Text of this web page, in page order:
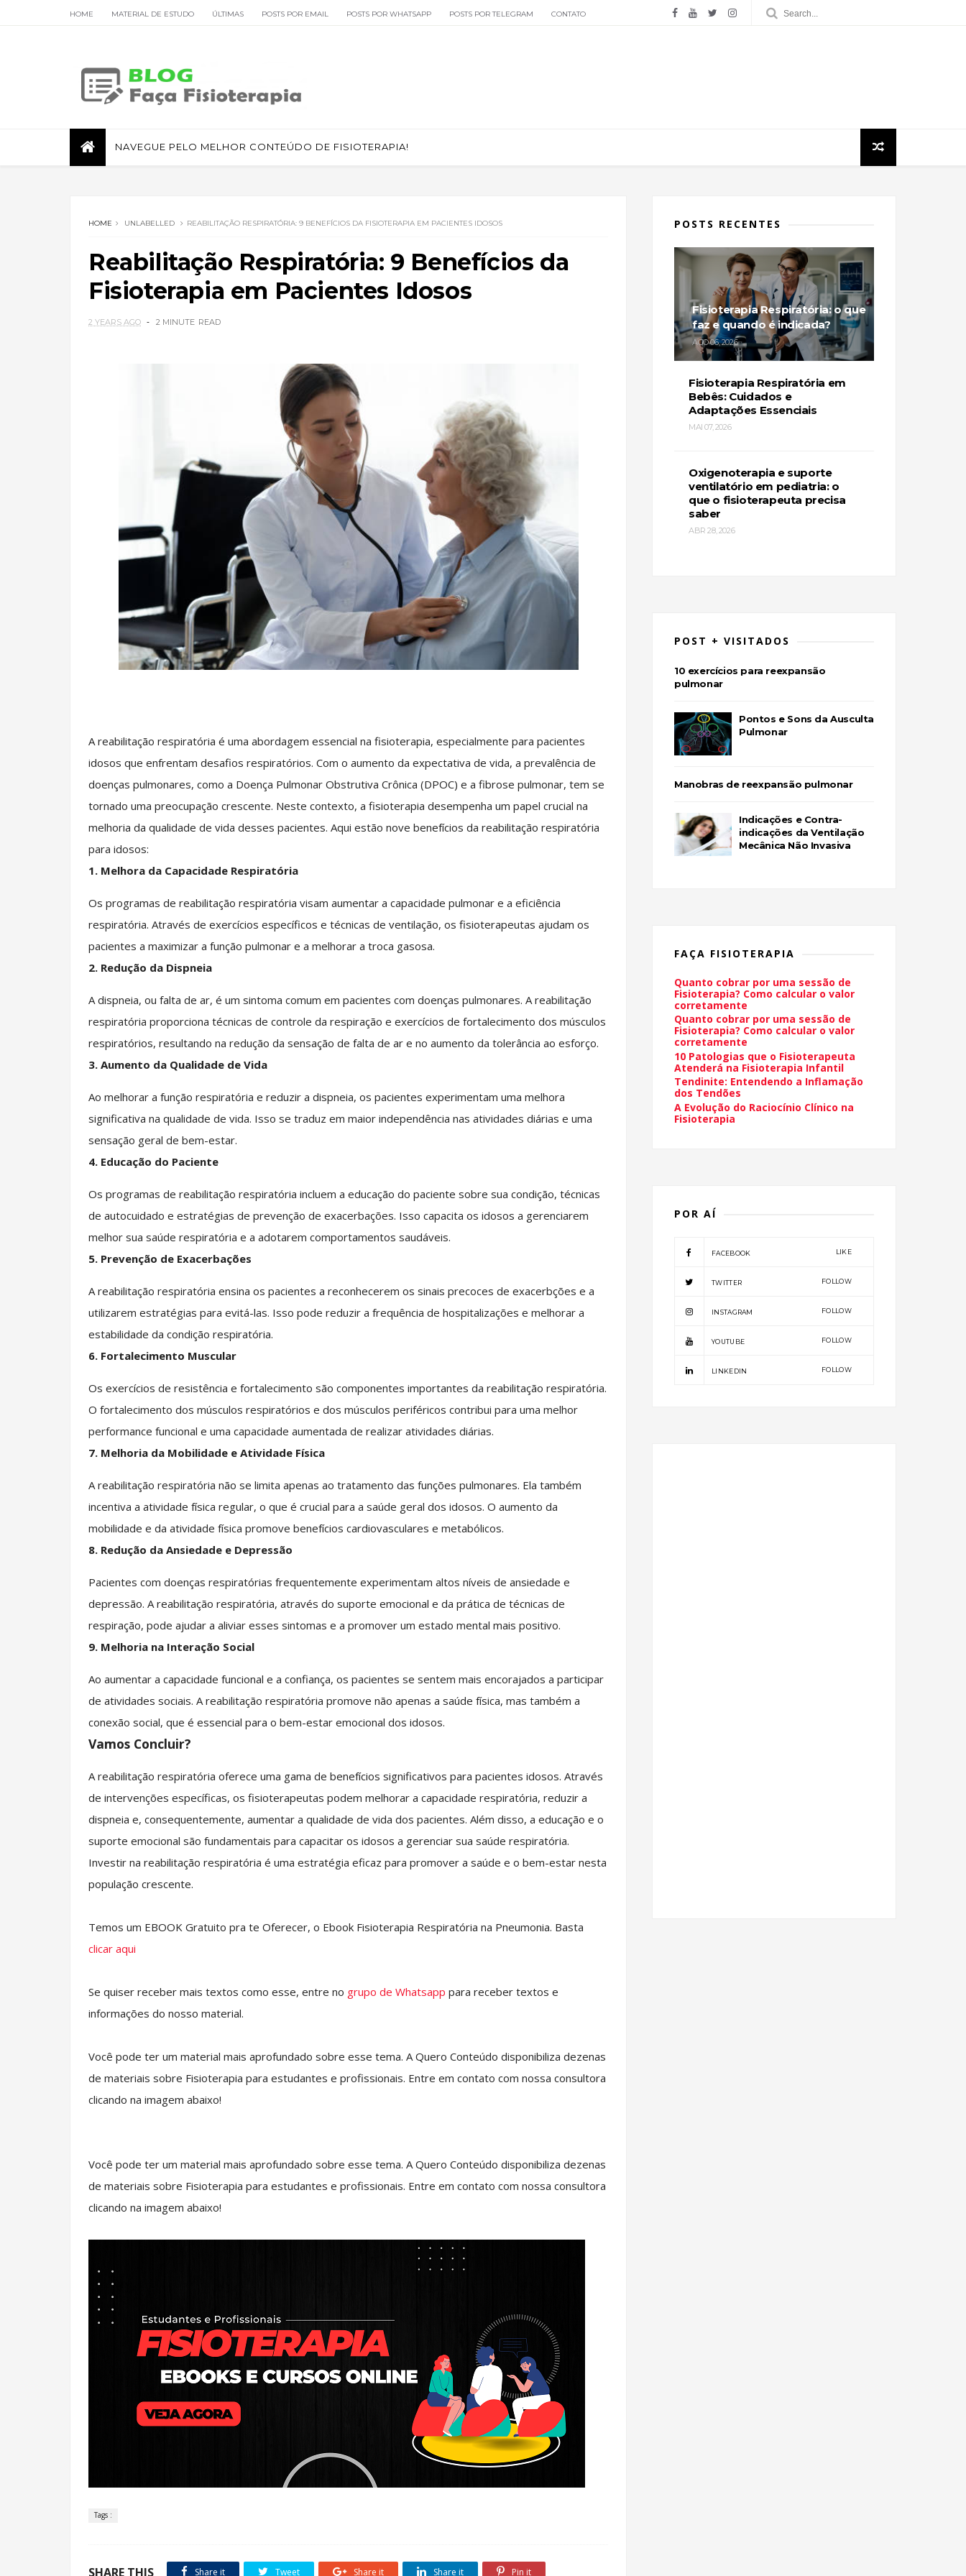
HOME MATERIAL DE ESTUDO ÚLTIMAS POSTS POR EMAIL POSTS POR WHATSAPP POSTS POR TELEGRAM CONTATO
FISIOTERAPIA RESPIRATÓRIA
NAVEGUE PELO MELHOR CONTEÚDO DE FISIOTERAPIA!
HOME UNLABELLED REABILITAÇÃO RESPIRATÓRIA: 9 BENEFÍCIOS DA FISIOTERAPIA EM PACIENTES IDOSOS
Reabilitação Respiratória: 9 Benefícios da
Fisioterapia em Pacientes Idosos
2 YEARS AGO 2 MINUTE READ
A reabilitação respiratória é uma abordagem essencial na fisioterapia, especialmente para pacientes
idosos que enfrentam desafios respiratórios. Com o aumento da expectativa de vida, a prevalência de
doenças pulmonares, como a Doença Pulmonar Obstrutiva Crônica (DPOC) e a fibrose pulmonar, tem se
tornado uma preocupação crescente. Neste contexto, a fisioterapia desempenha um papel crucial na
melhoria da qualidade de vida desses pacientes. Aqui estão nove benefícios da reabilitação respiratória
para idosos:
1. Melhora da Capacidade Respiratória
Os programas de reabilitação respiratória visam aumentar a capacidade pulmonar e a eficiência
respiratória. Através de exercícios específicos e técnicas de ventilação, os fisioterapeutas ajudam os
pacientes a maximizar a função pulmonar e a melhorar a troca gasosa.
2. Redução da Dispneia
A dispneia, ou falta de ar, é um sintoma comum em pacientes com doenças pulmonares. A reabilitação
respiratória proporciona técnicas de controle da respiração e exercícios de fortalecimento dos músculos
respiratórios, resultando na redução da sensação de falta de ar e no aumento da tolerância ao esforço.
3. Aumento da Qualidade de Vida
Ao melhorar a função respiratória e reduzir a dispneia, os pacientes experimentam uma melhora
significativa na qualidade de vida. Isso se traduz em maior independência nas atividades diárias e uma
sensação geral de bem-estar.
4. Educação do Paciente
Os programas de reabilitação respiratória incluem a educação do paciente sobre sua condição, técnicas
de autocuidado e estratégias de prevenção de exacerbações. Isso capacita os idosos a gerenciarem
melhor sua saúde respiratória e a adotarem comportamentos saudáveis.
5. Prevenção de Exacerbações
A reabilitação respiratória ensina os pacientes a reconhecerem os sinais precoces de exacerbções e a
utilizarem estratégias para evitá-las. Isso pode reduzir a frequência de hospitalizações e melhorar a
estabilidade da condição respiratória.
6. Fortalecimento Muscular
Os exercícios de resistência e fortalecimento são componentes importantes da reabilitação respiratória.
O fortalecimento dos músculos respiratórios e dos músculos periféricos contribui para uma melhor
performance funcional e uma capacidade aumentada de realizar atividades diárias.
7. Melhoria da Mobilidade e Atividade Física
A reabilitação respiratória não se limita apenas ao tratamento das funções pulmonares. Ela também
incentiva a atividade física regular, o que é crucial para a saúde geral dos idosos. O aumento da
mobilidade e da atividade física promove benefícios cardiovasculares e metabólicos.
8. Redução da Ansiedade e Depressão
Pacientes com doenças respiratórias frequentemente experimentam altos níveis de ansiedade e
depressão. A reabilitação respiratória, através do suporte emocional e da prática de técnicas de
respiração, pode ajudar a aliviar esses sintomas e a promover um estado mental mais positivo.
9. Melhoria na Interação Social
Ao aumentar a capacidade funcional e a confiança, os pacientes se sentem mais encorajados a participar
de atividades sociais. A reabilitação respiratória promove não apenas a saúde física, mas também a
conexão social, que é essencial para o bem-estar emocional dos idosos.
Vamos Concluir?
A reabilitação respiratória oferece uma gama de benefícios significativos para pacientes idosos. Através
de intervenções específicas, os fisioterapeutas podem melhorar a capacidade respiratória, reduzir a
dispneia e, consequentemente, aumentar a qualidade de vida dos pacientes. Além disso, a educação e o
suporte emocional são fundamentais para capacitar os idosos a gerenciar sua saúde respiratória.
Investir na reabilitação respiratória é uma estratégia eficaz para promover a saúde e o bem-estar nesta
população crescente.
Temos um EBOOK Gratuito pra te Oferecer, o Ebook Fisioterapia Respiratória na Pneumonia. Basta
clicar aqui
Se quiser receber mais textos como esse, entre no grupo de Whatsapp para receber textos e
informações do nosso material.
Você pode ter um material mais aprofundado sobre esse tema. A Quero Conteúdo disponibiliza dezenas
de materiais sobre Fisioterapia para estudantes e profissionais. Entre em contato com nossa consultora
clicando na imagem abaixo!
Você pode ter um material mais aprofundado sobre esse tema. A Quero Conteúdo disponibiliza dezenas
de materiais sobre Fisioterapia para estudantes e profissionais. Entre em contato com nossa consultora
clicando na imagem abaixo!
Tags :
SHARE THIS Share it Tweet Share it Share it Pin it
POSTS RECENTES
Fisioterapia Respiratória: o que
faz e quando é indicada?
AGO 06, 2026
Fisioterapia Respiratória em
Bebês: Cuidados e
Adaptações Essenciais
MAI 07, 2026
Oxigenoterapia e suporte
ventilatório em pediatria: o
que o fisioterapeuta precisa
saber
ABR 28, 2026
POST + VISITADOS
10 exercícios para reexpansão
pulmonar
Pontos e Sons da Ausculta
Pulmonar
Manobras de reexpansão pulmonar
Indicações e Contra-
indicações da Ventilação
Mecânica Não Invasiva
FAÇA FISIOTERAPIA
Quanto cobrar por uma sessão de
Fisioterapia? Como calcular o valor
corretamente
Quanto cobrar por uma sessão de
Fisioterapia? Como calcular o valor
corretamente
10 Patologias que o Fisioterapeuta
Atenderá na Fisioterapia Infantil
Tendinite: Entendendo a Inflamação
dos Tendões
A Evolução do Raciocínio Clínico na
Fisioterapia
POR AÍ
FACEBOOK LIKE
TWITTER FOLLOW
INSTAGRAM FOLLOW
YOUTUBE FOLLOW
LINKEDIN FOLLOW